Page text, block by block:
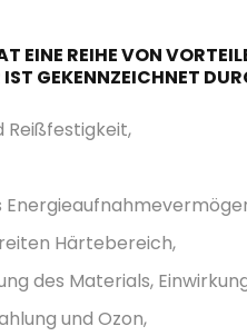
EINE REIHE VON
GEKENNZEICHNET
Härtebereich,
des Materials,
und Ozon,